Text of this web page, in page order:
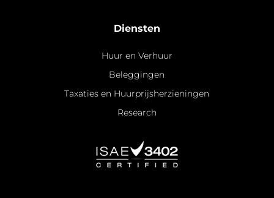
Diensten
Huur en Verhuur
Beleggingen
Taxaties en Huurprijsherzieningen
Research